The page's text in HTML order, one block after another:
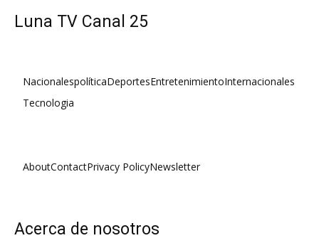
Luna TV Canal 25
NacionalespolíticaDeportesEntretenimientoInternacionales
Tecnologia
AboutContactPrivacy PolicyNewsletter
Acerca de nosotros